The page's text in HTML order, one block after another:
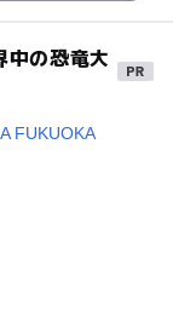
の恐竜大